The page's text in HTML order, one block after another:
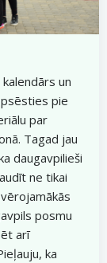
un
pie
par
Tagad jau
daugavpilieši
ne tikai
posmu
arī
ka